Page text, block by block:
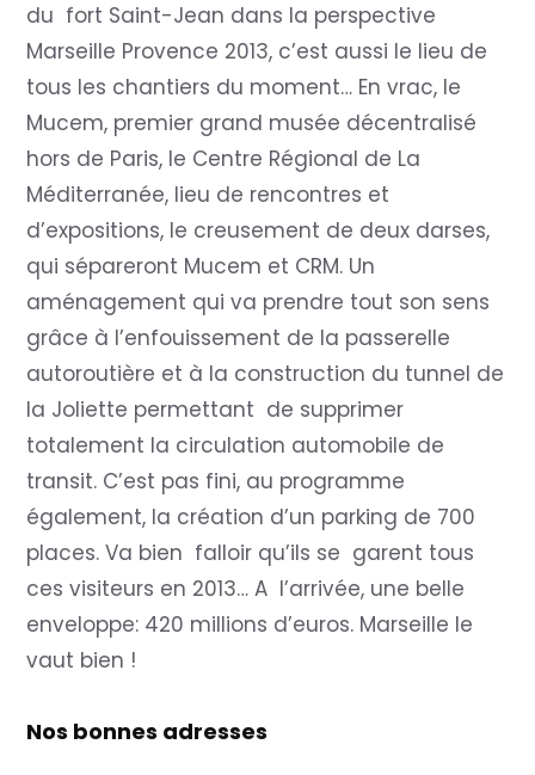
du fort Saint-Jean dans la perspective
Marseille Provence 2013, c’est aussi le lieu de
tous les chantiers du moment… En vrac, le
Mucem, premier grand musée décentralisé
hors de Paris, le Centre Régional de La
Méditerranée, lieu de rencontres et
d’expositions, le creusement de deux darses,
qui sépareront Mucem et CRM. Un
aménagement qui va prendre tout son sens
grâce à l’enfouissement de la passerelle
autoroutière et à la construction du tunnel de
la Joliette permettant de supprimer
totalement la circulation automobile de
transit. C’est pas fini, au programme
également, la création d’un parking de 700
places. Va bien falloir qu’ils se garent tous
ces visiteurs en 2013… A l’arrivée, une belle
enveloppe: 420 millions d’euros. Marseille le
vaut bien !
Nos bonnes adresses